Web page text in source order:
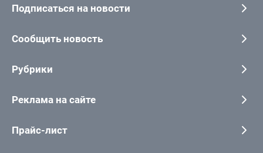
Подписаться на новости
Сообщить новость
Рубрики
Реклама на сайте
Прайс-лист